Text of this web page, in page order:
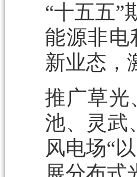
“十五五”
能源非电
新业态，
推广草光
池、灵武
风电场“